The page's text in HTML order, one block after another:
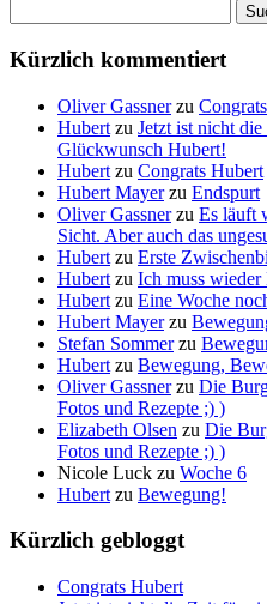
nach:
Kürzlich kommentiert
Oliver Gassnerzu
Hubert zu Jetzt ist nicht
Glückwunsch Hubert!
Hubert zu Congrats Hubert
Hubert Mayerzu Endspurt
Oliver Gassnerzu Es läuft
Sicht. Aber auch das
Hubert zu Erste
Hubert zu Ich muss
Hubert zu Eine Woche
Hubert Mayerzu
Stefan Sommerzu
Hubert zu Bewegung,
Oliver Gassnerzu Die
Fotos und Rezepte ;) )
Elizabeth Olsen zu Die
Fotos und Rezepte ;) )
Nicole Luck zu Woche 6
Hubert zu Bewegung!
Kürzlich gebloggt
Congrats Hubert